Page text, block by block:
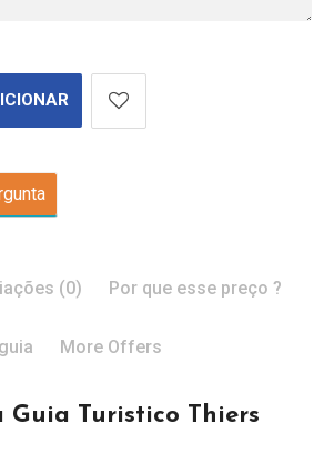
(0) Por que esse preço ?
More Offers
Guia Turistico Thiers